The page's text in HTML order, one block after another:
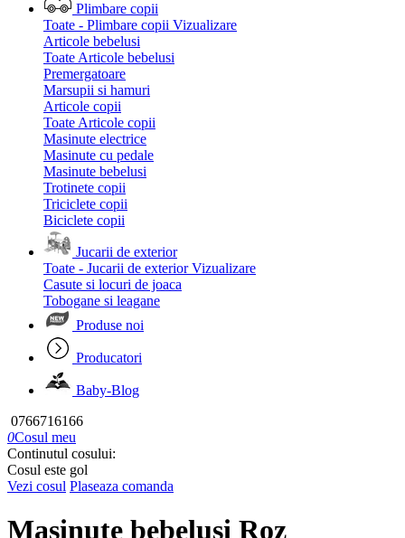
Plimbare copii
Toate - Plimbare copii Vizualizare
Articole bebelusi
Toate Articole bebelusi
Premergatoare
Marsupii si hamuri
Articole copii
Toate Articole copii
Masinute electrice
Masinute cu pedale
Masinute bebelusi
Trotinete copii
Triciclete copii
Biciclete copii
Jucarii de exterior
Toate - Jucarii de exterior Vizualizare
Casute si locuri de joaca
Tobogane si leagane
Produse noi
Producatori
Baby-Blog
0766716166
0Cosul meu
Continutul cosului:
Cosul este gol
Vezi cosul Plaseaza comanda
Masinute bebelusi Roz